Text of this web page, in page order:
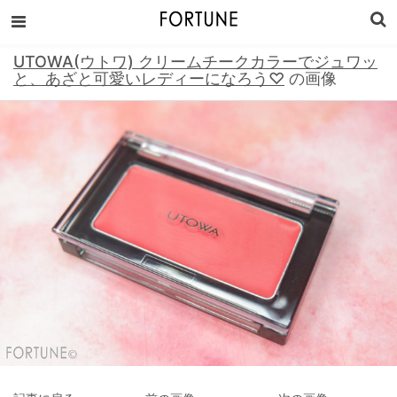
UTOWA(ウトワ) クリームチークカラーでジュワッ
と、あざと可愛いレディーになろう♡ の画像